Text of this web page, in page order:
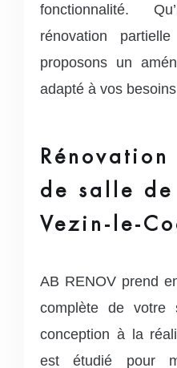
fonctionnalité.
rénovation
proposons un
adapté à vos
de salle
Vezin-le-
AB RENOV prend
complète de
conception à la
est étudié pour